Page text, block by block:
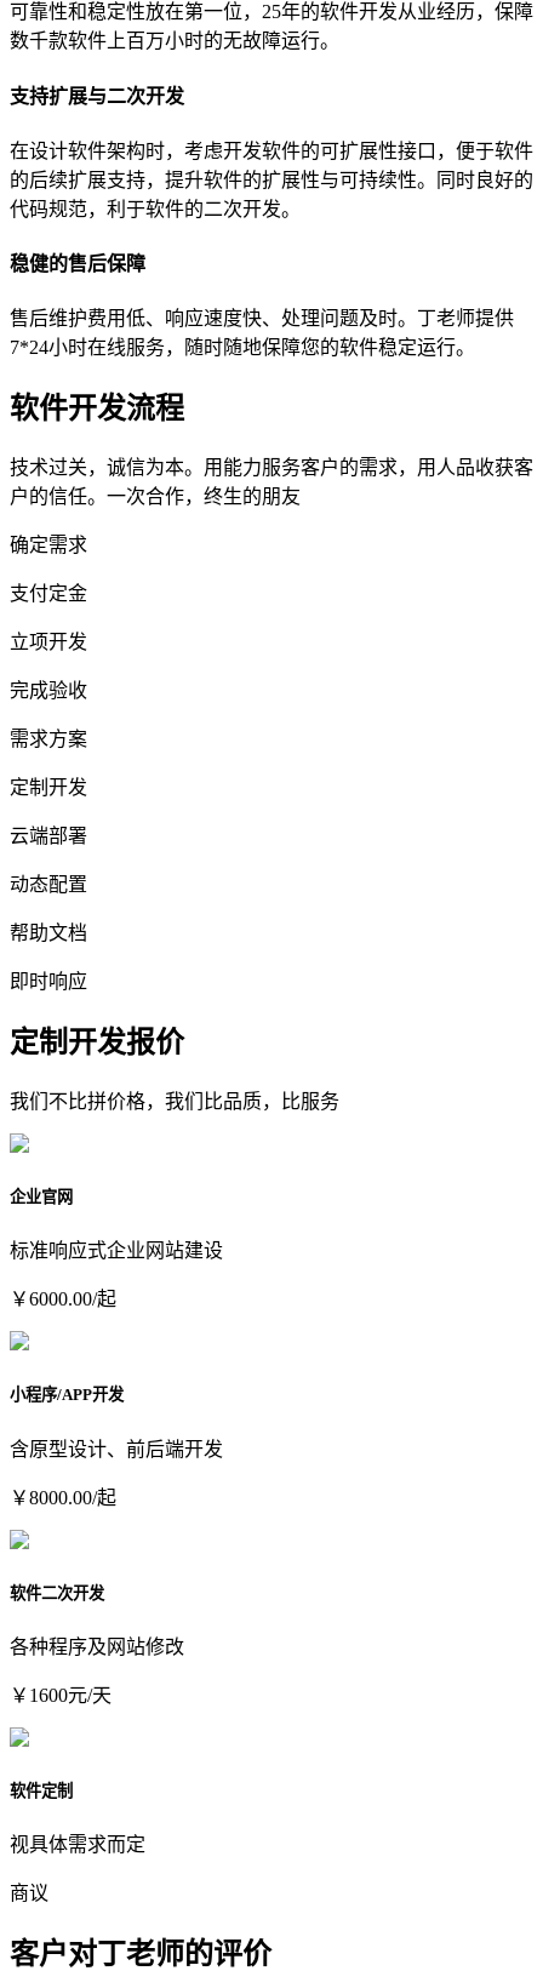
可靠性和稳定性放在第一位，25年的软件开发从业经历，保障
数千款软件上百万小时的无故障运行。
支持扩展与二次开发
在设计软件架构时，考虑开发软件的可扩展性接口，便于软件
的后续扩展支持，提升软件的扩展性与可持续性。同时良好的
代码规范，利于软件的二次开发。
稳健的售后保障
售后维护费用低、响应速度快、处理问题及时。丁老师提供
7*24小时在线服务，随时随地保障您的软件稳定运行。
软件开发流程
技术过关，诚信为本。用能力服务客户的需求，用人品收获客
户的信任。一次合作，终生的朋友
确定需求
支付定金
立项开发
完成验收
需求方案
定制开发
云端部署
动态配置
帮助文档
即时响应
定制开发报价
我们不比拼价格，我们比品质，比服务
企业官网
标准响应式企业网站建设
￥6000.00/起
小程序/APP开发
含原型设计、前后端开发
￥8000.00/起
软件二次开发
各种程序及网站修改
￥1600元/天
软件定制
视具体需求而定
商议
客户对丁老师的评价